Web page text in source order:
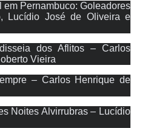
Pernambuco: Goleadores
Lucídio José de Oliveira e
dos Aflitos – Carlos
Vieira
– Carlos Henrique de
Noites Alvirrubras – Lucídio